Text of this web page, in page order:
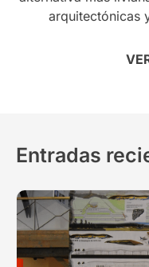
arquitectónicas
Entradas